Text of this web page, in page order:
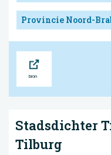
Provincie Noord-
Stadsdichter
Tilburg